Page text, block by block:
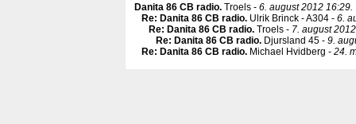
Danita 86 CB radio. Troels - 6. august 2012 16:29.
Re: Danita 86 CB radio. Ulrik Brinck - A304 - 6.
Re: Danita 86 CB radio. Troels - 7. august
Re: Danita 86 CB radio. Djursland 45 - 9.
Re: Danita 86 CB radio. Michael Hvidberg - 24.